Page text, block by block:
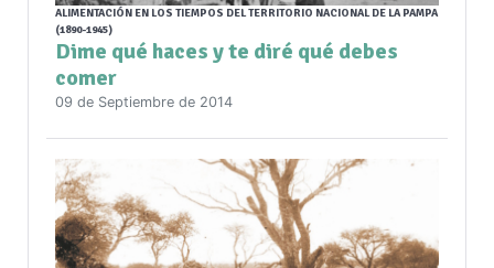
ALIMENTACIÓN EN LOS TIEMPOS DEL TERRITORIO NACIONAL DE LA PAMPA
(1890-1945)
Dime qué haces y te diré qué debes
comer
09 de Septiembre de 2014